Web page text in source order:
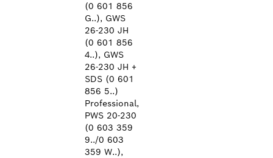
(0 601 856
G..), GWS
26-230 JH
(0 601 856
4..), GWS
26-230 JH +
SDS (0 601
856 5..)
Professional,
PWS 20-230
(0 603 359
9../0 603
359 W..),